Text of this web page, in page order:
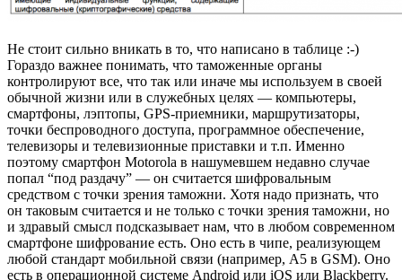
Не стоит сильно вникать в то, что написано в таблице :-)
Гораздо важнее понимать, что таможенные органы
контролируют все, что так или иначе мы используем в своей
обычной жизни или в служебных целях — компьютеры,
смартфоны, лэптопы, GPS-приемники, маршрутизаторы,
точки беспроводного доступа, программное обеспечение,
телевизоры и телевизионные приставки и т.п. Именно
поэтому смартфон Motorola в нашумевшем недавно случае
попал “под раздачу” — он считается шифровальным
средством с точки зрения таможни. Хотя надо признать, что
он таковым считается и не только с точки зрения таможни, но
и здравый смысл подсказывает нам, что в любом современном
смартфоне шифрование есть. Оно есть в чипе, реализующем
любой стандарт мобильной связи (например, A5 в GSM). Оно
есть в операционной системе Android или iOS или Blackberry.